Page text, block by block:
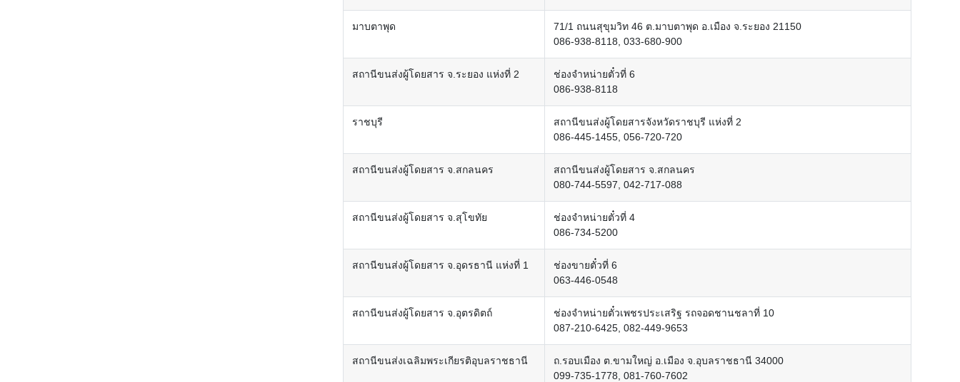
มาบตาพุด
71/1 ถนนสุขุมวิท 46 ต.มาบตาพุด อ.เมือง จ.ระยอง 21150
086-938-8118, 033-680-900
สถานีขนส่งผู้โดยสาร จ.ระยอง แห่งที่ 2
ช่องจำหน่ายตั๋วที่ 6
086-938-8118
ราชบุรี
สถานีขนส่งผู้โดยสารจังหวัดราชบุรี แห่งที่ 2
086-445-1455, 056-720-720
สถานีขนส่งผู้โดยสาร จ.สกลนคร
สถานีขนส่งผู้โดยสาร จ.สกลนคร
080-744-5597, 042-717-088
สถานีขนส่งผู้โดยสาร จ.สุโขทัย
ช่องจำหน่ายตั๋วที่ 4
086-734-5200
สถานีขนส่งผู้โดยสาร จ.อุดรธานี แห่งที่ 1
ช่องขายตั๋วที่ 6
063-446-0548
สถานีขนส่งผู้โดยสาร จ.อุตรดิตถ์
ช่องจำหน่ายตั๋วเพชรประเสริฐ รถจอดชานชลาที่ 10
087-210-6425, 082-449-9653
สถานีขนส่งเฉลิมพระเกียรติอุบลราชธานี
ถ.รอบเมือง ต.ขามใหญ่ อ.เมือง จ.อุบลราชธานี 34000
099-735-1778, 081-760-7602